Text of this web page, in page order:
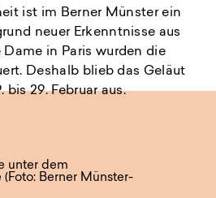
ist im Berner Münster ein
neuer Erkenntnisse aus
in Paris wurden die
Deshalb blieb das Geläut
bis 29. Februar aus.
unter dem
Berner Münster-